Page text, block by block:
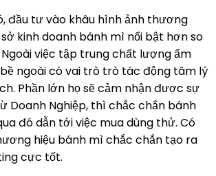
đầu tư vào khâu hình ảnh thương
kinh doanh bánh mì nổi bật hơn so
việc tập trung chất lượng ẩm
ngoài có vai trò trò tác động tâm lý
Phần lớn họ sẽ cảm nhận được sự
Doanh Nghiệp, thì chắc chắn bánh
đó dẫn tới việc mua dùng thử. Có
hiệu bánh mì chắc chắn tạo ra
cực tốt.